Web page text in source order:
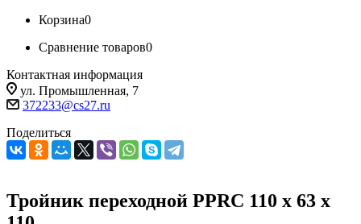
Корзина0
Сравнение товаров0
Контактная информация
ул. Промышленная, 7
372233@cs27.ru
Поделиться
Тройник переходной PPRC 110 х 63 х